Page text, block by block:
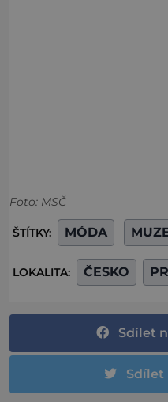
Foto: MSČ
ŠTÍTKY: MÓDA
LOKALITA: ČESKO
Sdílet
Sdílet